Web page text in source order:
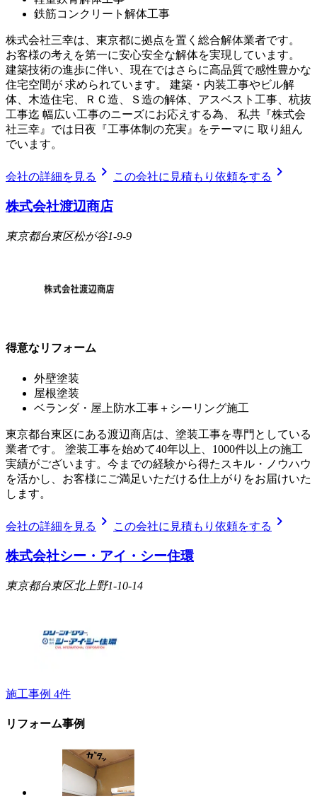
鉄筋コンクリート解体工事
株式会社三幸は、東京都に拠点を置く総合解体業者です。
お客様の考えを第一に安心安全な解体を実現しています。
建築技術の進歩に伴い、現在ではさらに高品質で感性豊かな
住宅空間が 求められています。 建築・内装工事やビル解
体、木造住宅、ＲＣ造、Ｓ造の解体、アスベスト工事、杭抜
工事迄 幅広い工事のニーズにお応えする為、 私共『株式会
社三幸』では日夜『工事体制の充実』をテーマに 取り組ん
でいます。
会社の詳細を見る chevron_right この会社に見積もり依頼をする chevron_right
株式会社渡辺商店
東京都台東区松が谷1-9-9
得意なリフォーム
外壁塗装
屋根塗装
ベランダ・屋上防水工事＋シーリング施工
東京都台東区にある渡辺商店は、塗装工事を専門としている
業者です。 塗装工事を始めて40年以上、1000件以上の施工
実績がございます。今までの経験から得たスキル・ノウハウ
を活かし、お客様にご満足いただける仕上がりをお届けいた
します。
会社の詳細を見る chevron_right この会社に見積もり依頼をする chevron_right
株式会社シー・アイ・シー住環
東京都台東区北上野1-10-14
施工事例 4件
リフォーム事例